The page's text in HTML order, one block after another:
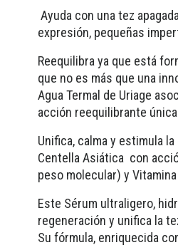
Ayuda con una tez
expresión, pequeñas
Reequilibra ya que está
que no es más que una
Agua Termal de Uriage
acción reequilibrante
Unifica, calma y estimula
Centella Asiática con
peso molecular) y Vitamina
Este Sérum ultraligero,
regeneración y unifica la
Su fórmula, enriquecida